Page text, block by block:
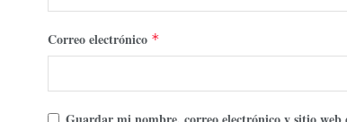
Correo electrónico *